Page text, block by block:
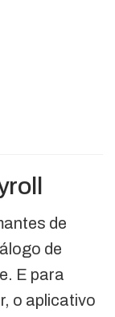
de
de
E para
o aplicativo